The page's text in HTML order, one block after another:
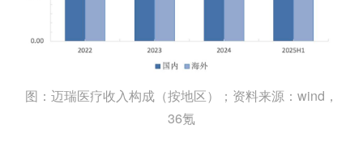
图：迈瑞医疗收入构成（按地区）；资料来源：wind，
36氪